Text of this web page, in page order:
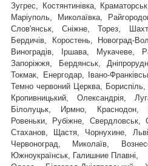
Зугрес, Костянтинівка,
Маріуполь, Миколаївка,
Слов'янськ, Сніжне, Торез,
Бердичів, Коростень, Новоград-
Виноградів, Іршава, Мукачеве,
Запоріжжя, Бердянськ,
Токмак, Енергодар, Івано-
Темно червоний Церква,
Кропивницький, Олександрія,
Білолуцьк, Ирмно,
Ровеньки, Рубіжне, Свердловськ,
Стаханов, Щастя, Чорнухине,
Червоноград,
Миколаїв,
Южноукраїнськ, Галишние Плавні,